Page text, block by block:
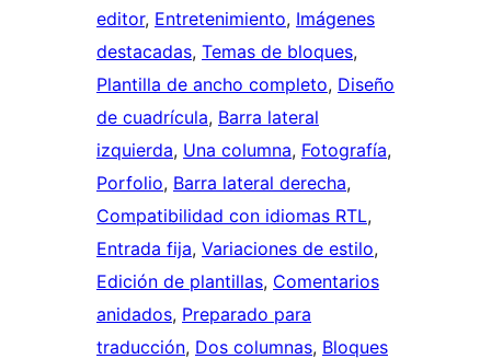
editor, Entretenimiento, Imágenes
destacadas, Temas de bloques
Plantilla de ancho completo, Diseño
de cuadrícula, Barra lateral
izquierda, Una columna, Fotografía
Porfolio, Barra lateral derecha
Compatibilidad con idiomas RTL
Entrada fija, Variaciones de estilo
Edición de plantillas, Comentarios
anidados, Preparado para
traducción, Dos columnas, Bloques